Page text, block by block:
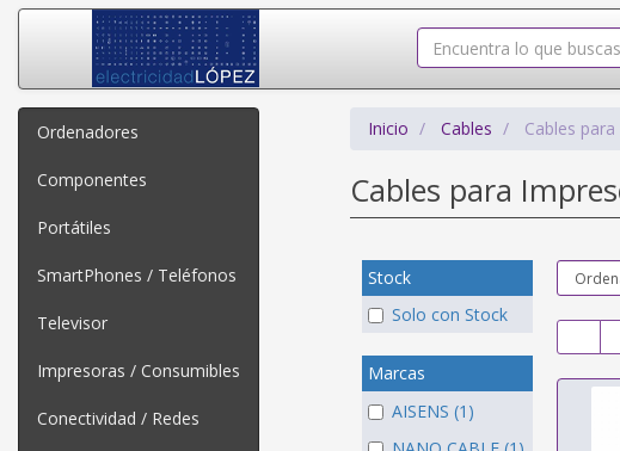
Ordenadores
Componentes
Portátiles
SmartPhones / Teléfonos
Televisor
Impresoras / Consumibles
Conectividad / Redes
Inicio Cables Cables
Cables para
Stock
Solo con Stock
Marcas
AISENS (1)